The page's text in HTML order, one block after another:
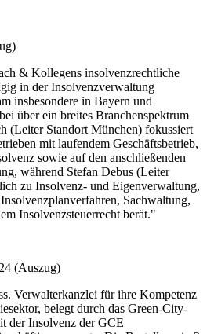
& Kollegens insolvenzrechtliche
in der Insolvenzverwaltung
insbesondere in Bayern und
über ein breites Branchenspektrum
(Leiter Standort München) fokussiert
mit laufendem Geschäftsbetrieb,
sowie auf den anschließenden
während Stefan Debus (Leiter
zu Insolvenz- und Eigenverwaltung,
Sachwaltung,
Insolvenzsteuerrecht berät."
(Auszug)
Verwalterkanzlei für ihre Kompetenz
belegt durch das Green-City-
der Insolvenz der GCE